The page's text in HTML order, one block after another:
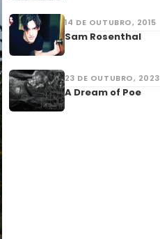
14 DE OUTUBRO, 2015
Sam Rosenthal
23 DE OUTUBRO, 2023
A Dream of Poe